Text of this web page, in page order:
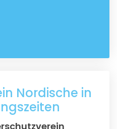
Nordische in